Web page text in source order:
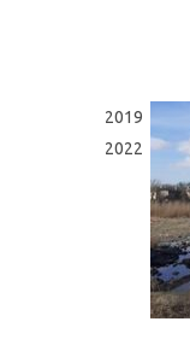
2019
2022